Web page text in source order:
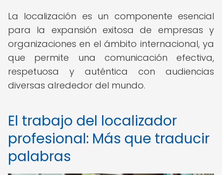
La localización es un componente esencial
para la expansión exitosa de empresas y
organizaciones en el ámbito internacional, ya
que permite una comunicación efectiva,
respetuosa y auténtica con audiencias
diversas alrededor del mundo.
El trabajo del localizador
profesional: Más que traducir
palabras